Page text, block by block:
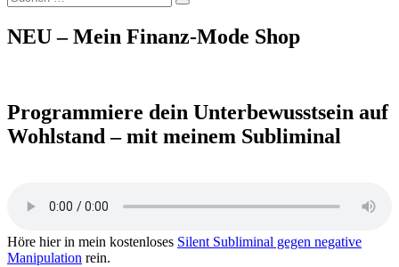
nach:
Suchen
NEU – Mein Finanz-Mode Shop
Programmiere dein Unterbewusstsein auf
Wohlstand – mit meinem Subliminal
Höre hier in mein kostenloses Silent Subliminal gegen negative
Manipulation rein.